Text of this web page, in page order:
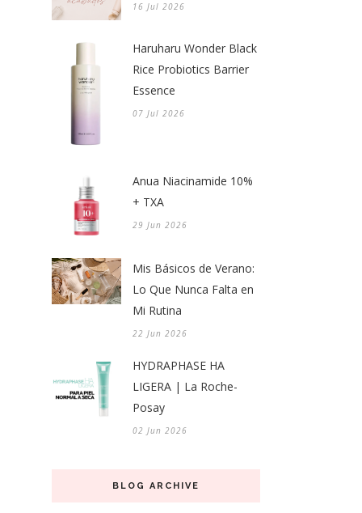
16 Jul 2026
Haruharu Wonder Black
Rice Probiotics Barrier
Essence
07 Jul 2026
Anua Niacinamide 10%
+ TXA
29 Jun 2026
Mis Básicos de Verano:
Lo Que Nunca Falta en
Mi Rutina
22 Jun 2026
HYDRAPHASE HA
LIGERA | La Roche-
Posay
02 Jun 2026
BLOG ARCHIVE